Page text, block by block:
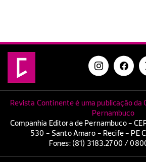
Revista Continente é uma publicação da
Pernambuco
Companhia Editora de Pernambuco -
530 - Santo Amaro - Recife - PE
Fones: (81) 3183.2700 /